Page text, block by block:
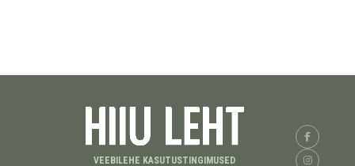
VEEBILEHE KASUTUSTINGIMUSED